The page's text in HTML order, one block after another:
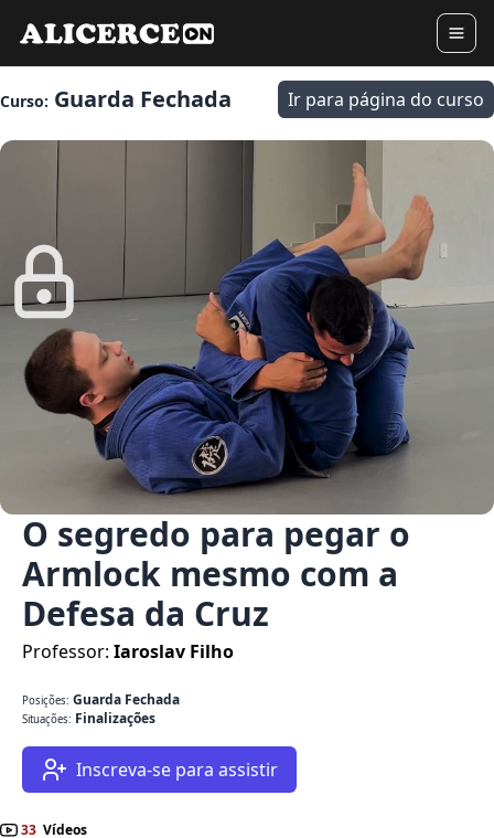
Curso: Guarda Fechada Ir para página do curso
O segredo para pegar o
Armlock mesmo com a
Defesa da Cruz
Professor: Iaroslav Filho
Posições: Guarda Fechada
Situações: Finalizações
Inscreva-se para assistir
33 Vídeos